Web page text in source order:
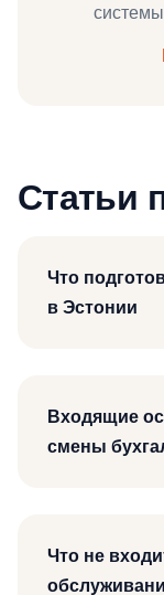
Статьи
Что
в Эстонии
Входящие
смены
Что не